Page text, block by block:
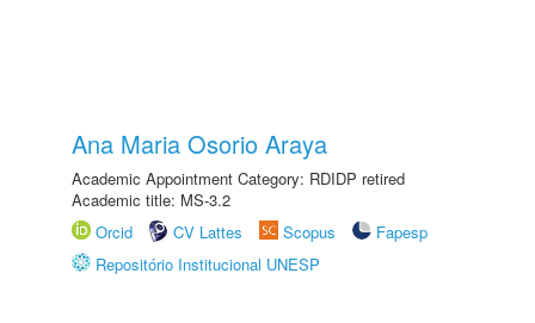
Ana Maria Osorio Araya
Academic Appointment Category: RDIDP retired
Academic title: MS-3.2
Orcid
CV Lattes Scopus
Fapesp
Repositório Institucional UNESP